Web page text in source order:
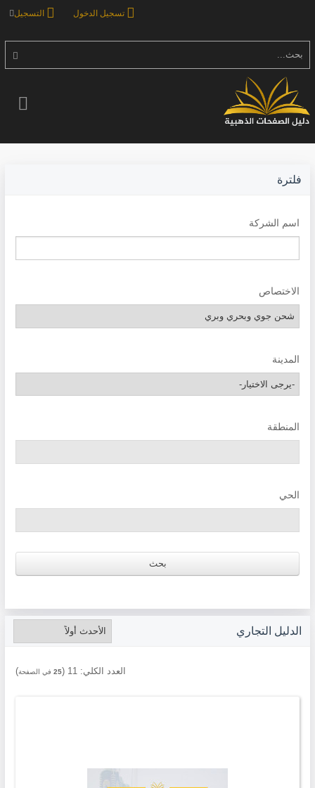
التسجيل تسجيل الدخول
بحث...
فلترة
اسم الشركة
الاختصاص
المدينة
المنطقة
الحي
الدليل التجاري
العدد الكلي: 11
(
25 في الصفحة)